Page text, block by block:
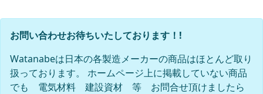
お問い合わせお待ちいたしております！!
Watanabeは日本の各製造メーカーの商品はほとんど取り
扱っております。 ホームページ上に掲載していない商品
でも 電気材料 建設資材 等 お問合せ頂けましたら